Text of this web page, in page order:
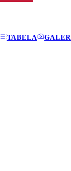
TABELA